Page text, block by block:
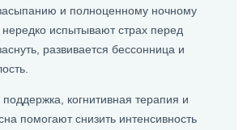
и полноценному ночному
испытывают страх перед
развивается бессонница и
когнитивная терапия и
помогают снизить интенсивность